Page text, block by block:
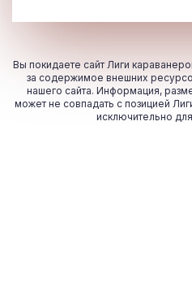
Вы покидаете сайт Лиги
за содержимое внешних
нашего сайта. Информация,
может не совпадать с позицией
исключительно